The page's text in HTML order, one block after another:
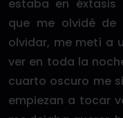
estaba en
que me olvidé
olvidar, me metí a
ver en toda la
cuarto oscuro me
empiezan a tocar